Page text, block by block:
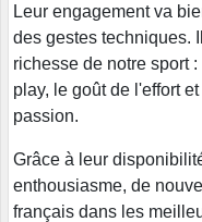
Leur engagement va
des gestes techniques.
richesse de notre sport
play, le goût de l'effort
passion.
Grâce à leur
enthousiasme, de
français dans les